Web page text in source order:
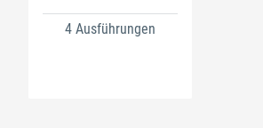
4 Ausführungen